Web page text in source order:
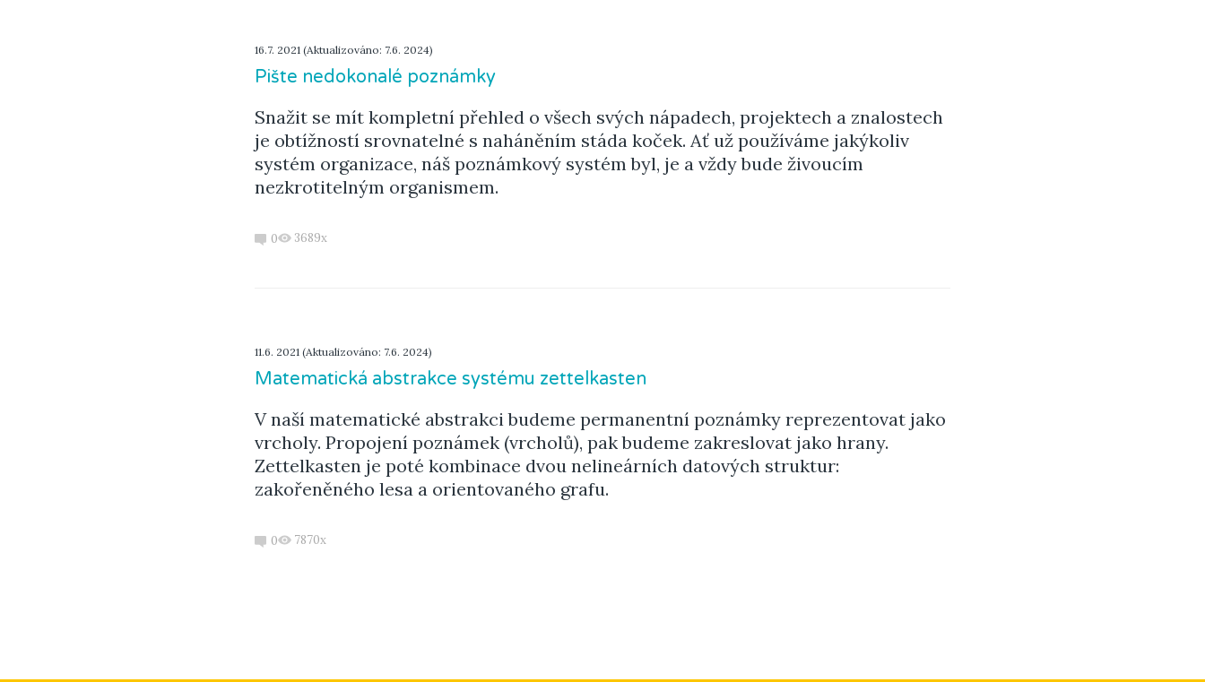
16.7. 2021 (Aktualizováno: 7.6. 2024)
Pište nedokonalé poznámky
Snažit se mít kompletní přehled o všech svých nápadech, projektech a znalostech
je obtížností srovnatelné s naháněním stáda koček. Ať už používáme jakýkoliv
systém organizace, náš poznámkový systém byl, je a vždy bude živoucím
nezkrotitelným organismem.
0 3689x
11.6. 2021 (Aktualizováno: 7.6. 2024)
Matematická abstrakce systému zettelkasten
V naší matematické abstrakci budeme permanentní poznámky reprezentovat jako
vrcholy. Propojení poznámek (vrcholů), pak budeme zakreslovat jako hrany.
Zettelkasten je poté kombinace dvou nelineárních datových struktur:
zakořeněného lesa a orientovaného grafu.
0 7870x